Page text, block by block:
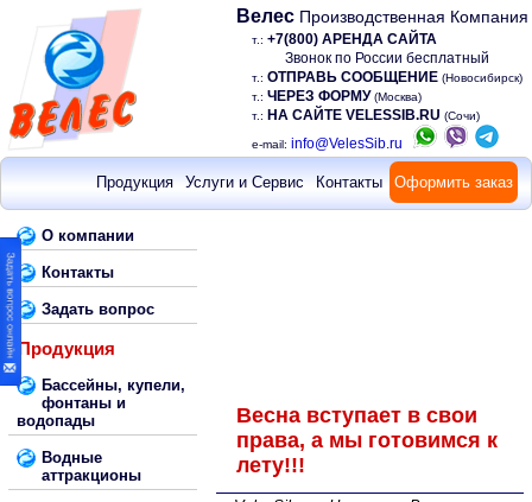
Велес Производственная Компания
т.: +7(800) АРЕНДА САЙТА
Звонок по России бесплатный
т.: ОТПРАВЬ СООБЩЕНИЕ (Новосибирск)
т.: ЧЕРЕЗ ФОРМУ (Москва)
т.: НА САЙТЕ VELESSIB.RU (Сочи)
e-mail: info@VelesSib.ru
Продукция Услуги и Сервис Контакты Оформить заказ
О компании
Контакты
Задать вопрос
Продукция
Бассейны, купели,
фонтаны и
водопады
Водные
аттракционы
Весна вступает в свои
права, а мы готовимся к
лету!!!